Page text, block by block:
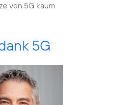
von 5G kaum
5G